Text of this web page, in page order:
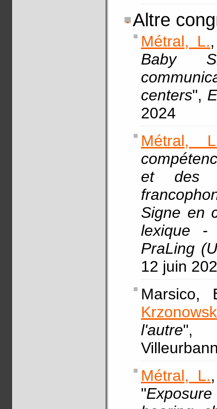
Altre
Métral, L.
Baby
centers",
2024
Métral,
et des
Signe en
lexique -
PraLing
12 juin
l'autre
Métral, L.
"